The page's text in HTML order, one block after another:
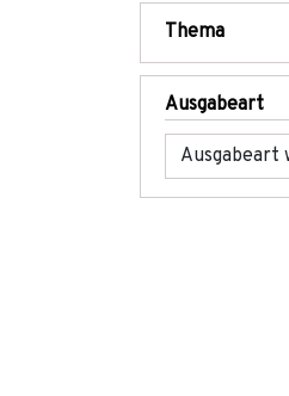
Thema
Ausgabeart